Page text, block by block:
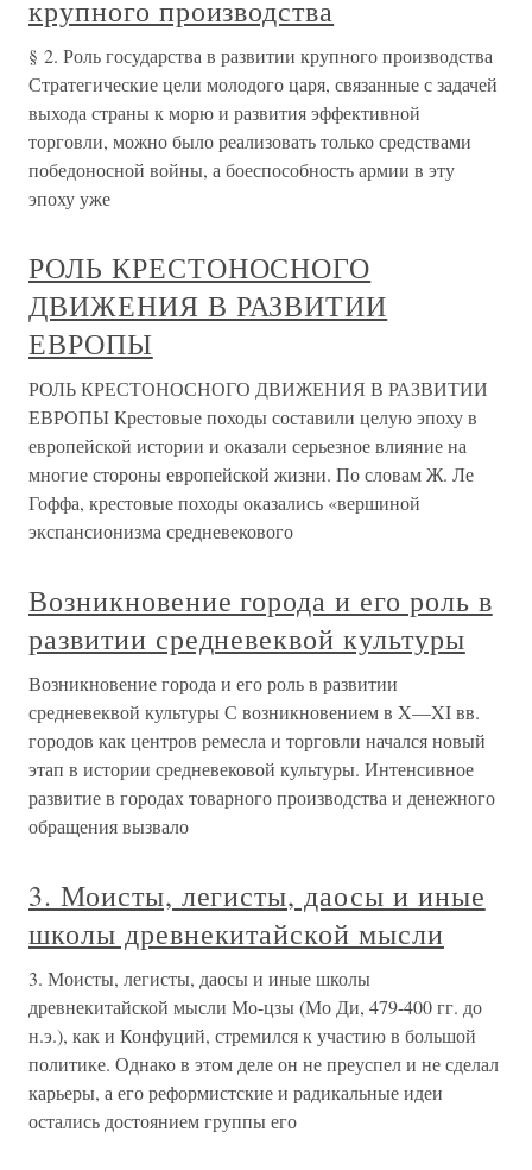
крупного производства
§ 2. Роль государства в развитии крупного производства
Стратегические цели молодого царя, связанные с задачей
выхода страны к морю и развития эффективной
торговли, можно было реализовать только средствами
победоносной войны, а боеспособность армии в эту
эпоху уже
РОЛЬ КРЕСТОНОСНОГО
ДВИЖЕНИЯ В РАЗВИТИИ
ЕВРОПЫ
РОЛЬ КРЕСТОНОСНОГО ДВИЖЕНИЯ В РАЗВИТИИ
ЕВРОПЫ Крестовые походы составили целую эпоху в
европейской истории и оказали серьезное влияние на
многие стороны европейской жизни. По словам Ж. Ле
Гоффа, крестовые походы оказались «вершиной
экспансионизма средневекового
Возникновение города и его роль в
развитии средневеквой культуры
Возникновение города и его роль в развитии
средневеквой культуры С возникновением в X—XI вв.
городов как центров ремесла и торговли начался новый
этап в истории средневековой культуры. Интенсивное
развитие в городах товарного производства и денежного
обращения вызвало
3. Моисты, легисты, даосы и иные
школы древнекитайской мысли
3. Моисты, легисты, даосы и иные школы
древнекитайской мысли Мо-цзы (Мо Ди, 479-400 гг. до
н.э.), как и Конфуций, стремился к участию в большой
политике. Однако в этом деле он не преуспел и не сделал
карьеры, а его реформистские и радикальные идеи
остались достоянием группы его